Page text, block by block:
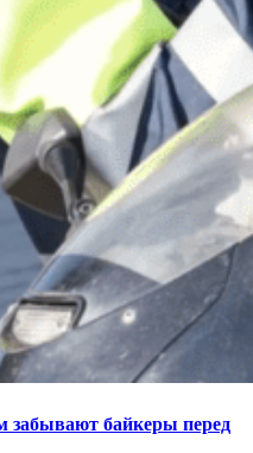
байкеры перед